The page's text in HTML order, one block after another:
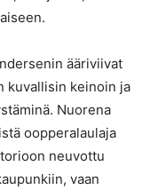
ääriviivat
kuvallisin keinoin ja
Nuorena
oopperalaulaja
neuvottu
vaan